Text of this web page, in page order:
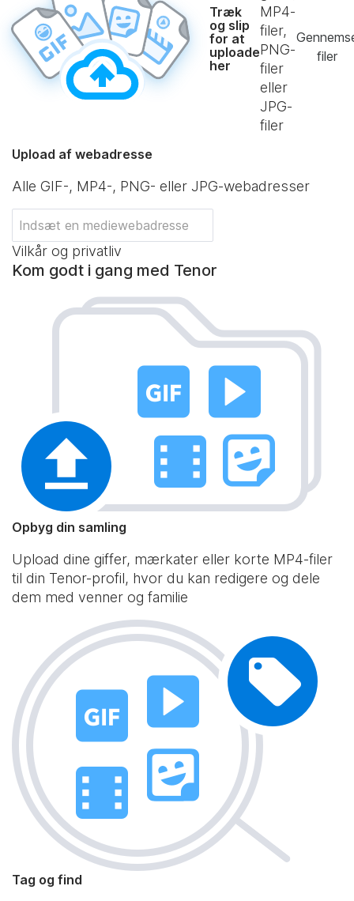
Træk
og slip
for at
uploade
her
MP4-
filer,
PNG-
filer
eller
JPG-
filer
filer
Upload af webadresse
Alle GIF-, MP4-, PNG- eller JPG-webadresser
Vilkår og privatliv
Kom godt i gang med Tenor
Opbyg din samling
Upload dine giffer, mærkater eller korte MP4-filer
til din Tenor-profil, hvor du kan redigere og dele
dem med venner og familie
Tag og find